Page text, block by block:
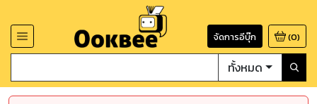
จัดการอีบุ๊ก (0)
ทั้งหมด